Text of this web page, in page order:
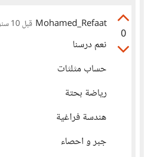
0
Mohamed_Refaat قبل 10 سنوات
نعم درسنا
حساب مثلثات
رياضة بحتة
هندسة فراغية
جبر و احصاء